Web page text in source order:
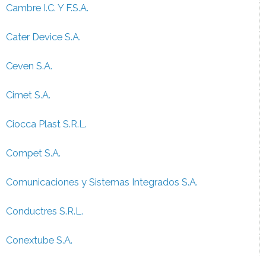
Cambre I.C. Y F.S.A.
Cater Device S.A.
Ceven S.A.
Cimet S.A.
Ciocca Plast S.R.L.
Compet S.A.
Comunicaciones y Sistemas Integrados S.A.
Conductres S.R.L.
Conextube S.A.